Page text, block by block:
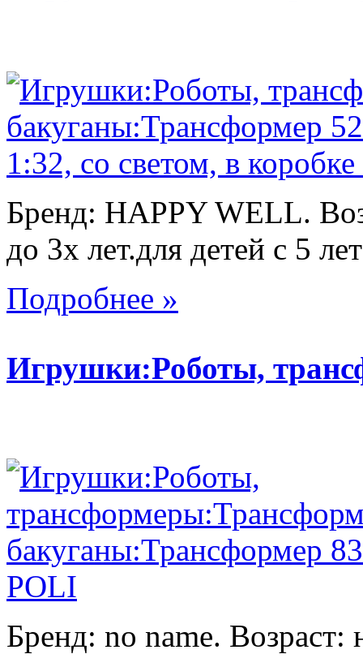
Бренд: HAPPY WELL.
до 3х лет.для детей с 5 лет
Подробнее »
Игрушки:Роботы,
Бренд: no name. Возраст: